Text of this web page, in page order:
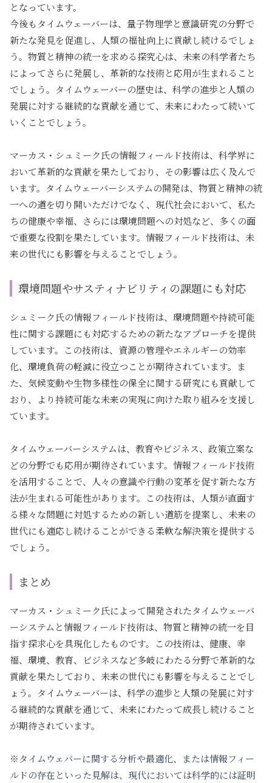
となっています。
今後もタイムウェーバーは、量子物理学と意識研究の分野で
新たな発見を促進し、人類の福祉向上に貢献し続けるでしょ
う。物質と精神の統一を求める探究心は、未来の科学者たち
によってさらに発展し、革新的な技術と応用が生まれること
でしょう。タイムウェーバーの歴史は、科学の進歩と人類の
発展に対する継続的な貢献を通じて、未来にわたって続いて
いくことでしょう。
マーカス・シュミーク氏の情報フィールド技術は、科学界に
おいて革新的な貢献を果たしており、その影響は広く及んで
います。タイムウェーバーシステムの開発は、物質と精神の統
一への道を切り開いただけでなく、現代社会において、私た
ちの健康や幸福、さらには環境問題への対処など、多くの面
で重要な役割を果たしています。情報フィールド技術は、未
来の世代にも影響を与えることでしょう。
環境問題やサスティナビリティの課題にも対応
シュミーク氏の情報フィールド技術は、環境問題や持続可能
性に関する課題にも対応するための新たなアプローチを提供
しています。この技術は、資源の管理やエネルギーの効率
化、環境負荷の軽減に役立つことが期待されています。ま
た、気候変動や生物多様性の保全に関する研究にも貢献して
おり、より持続可能な未来の実現に向けた取り組みを支援し
ています。
タイムウェーバーシステムは、教育やビジネス、政策立案な
どの分野でも応用が期待されています。情報フィールド技術
を活用することで、人々の意識や行動の変革を促す新たな方
法が生まれる可能性があります。この技術は、人類が直面す
る様々な問題に対処するための新しい道筋を提案し、未来の
世代にも適応し続けることができる柔軟な解決策を提供する
でしょう。
まとめ
マーカス・シュミーク氏によって開発されたタイムウェーバ
ーシステムと情報フィールド技術は、物質と精神の統一を目
指す探求心を具現化したものです。この技術は、健康、幸
福、環境、教育、ビジネスなど多岐にわたる分野で革新的な
貢献を果たしており、未来の世代にも影響を与えることでし
ょう。タイムウェーバーは、科学の進歩と人類の発展に対す
る継続的な貢献を通じて、未来にわたって成長し続けること
が期待されています。
※タイムウェバーに関する分析や最適化、または情報フィー
ルドの存在といった見解は、現代においては科学的には証明